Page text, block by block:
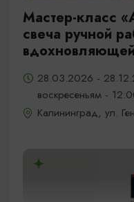
Мастер-класс
свеча ручной
28.03.2026 -
воскресеньям -
Калининград, ул.